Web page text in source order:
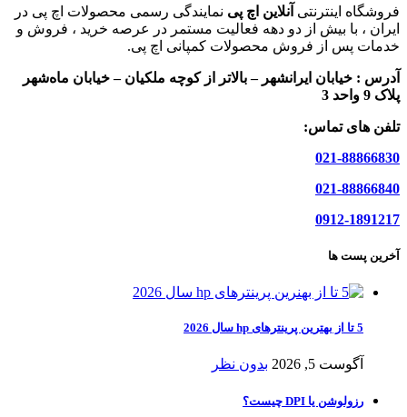
فروشگاه اینترنتی آنلاین اچ پی نمایندگی رسمی محصولات اچ پی در
ایران ، با بیش از دو دهه فعالیت مستمر در عرصه خرید ، فروش و
خدمات پس از فروش محصولات کمپانی اچ پی.
آدرس : خیابان ایرانشهر – بالاتر از کوچه ملکیان – خیابان ماه‌شهر
پلاک 9 واحد 3
تلفن های تماس:
021-88866830
021-88866840
0912-1891217
آخرین پست ها
5 تا از بهترین پرینترهای hp سال 2026
آگوست 5, 2026 بدون نظر
رزولوشن یا DPI چیست؟